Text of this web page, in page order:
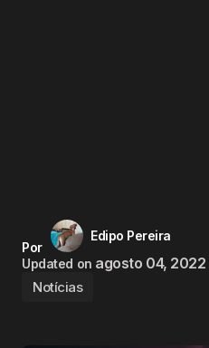
Por
Edipo Pereira
Updated on agosto 04, 2022
Notícias